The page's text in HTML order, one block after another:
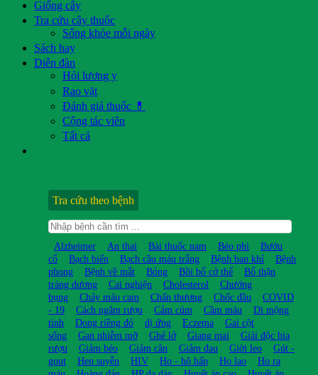
Giống cây
Tra cứu cây thuốc
Sống khỏe mỗi ngày
Sách hay
Diễn đàn
Hỏi lương y
Rao vặt
Đánh giá thuốc 💊
Cộng tác viên
Tất cả
Tra cứu theo bệnh
Alzheimer An thai Bài thuốc nam Béo phì
Bướu
cổ
Bạch biến Bạch cầu máu trắng Bệnh ban khỉ
Bệnh
phong
Bệnh về mắt Bỏng Bồi bổ cở thể
Bổ thận
tráng dương
Cai nghiện Cholesterol
Chướng
bụng
Chảy máu cam Chấn thương Chốc đầu
COVID
- 19
Cách ngâm rượu Cảm cúm Cầm máu
Di mộng
tinh
Dong riềng đỏ dị ứng Eczema
Gai cột
sống
Gan nhiễm mỡ Ghẻ lở Giang mai
Giải độc bia
rượu
Giảm béo Giảm cân Giảm đau Giời leo
Gút -
gout
Hen suyễn HIV Ho - hô hấp Ho lao
Ho ra